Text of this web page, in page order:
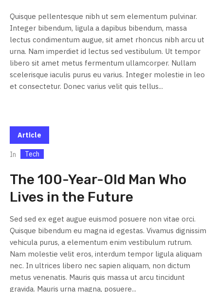
Quisque pellentesque nibh ut sem elementum pulvinar.
Integer bibendum, ligula a dapibus bibendum, massa
lectus condimentum augue, sit amet rhoncus nibh arcu ut
urna. Nam imperdiet id lectus sed vestibulum. Ut tempor
libero sit amet metus fermentum ullamcorper. Nullam
scelerisque iaculis purus eu varius. Integer molestie in leo
et consectetur. Donec varius velit quis tellus...
Article
In Tech
The 100-Year-Old Man Who
Lives in the Future
Sed sed ex eget augue euismod posuere non vitae orci.
Quisque bibendum eu magna id egestas. Vivamus dignissim
vehicula purus, a elementum enim vestibulum rutrum.
Nam molestie velit eros, interdum tempor ligula aliquam
nec. In ultrices libero nec sapien aliquam, non dictum
metus venenatis. Mauris quis massa ut arcu tincidunt
gravida. Mauris urna magna, posuere...